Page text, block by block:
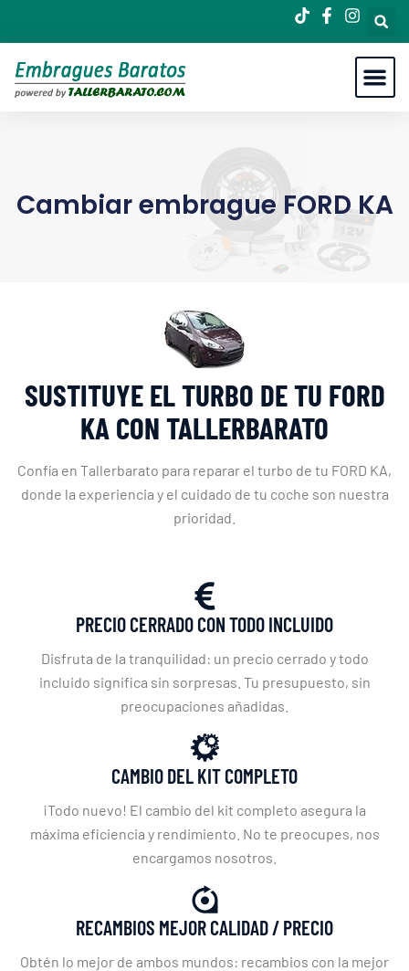
Cambiar embrague FORD KA
SUSTITUYE EL TURBO DE TU FORD
KA CON TALLERBARATO
Confía en Tallerbarato para reparar el turbo de tu FORD KA,
donde la experiencia y el cuidado de tu coche son nuestra
prioridad.
PRECIO CERRADO CON TODO INCLUIDO
Disfruta de la tranquilidad: un precio cerrado y todo
incluido significa sin sorpresas. Tu presupuesto, sin
preocupaciones añadidas.
CAMBIO DEL KIT COMPLETO
¡Todo nuevo! El cambio del kit completo asegura la
máxima eficiencia y rendimiento. No te preocupes, nos
encargamos nosotros.
RECAMBIOS MEJOR CALIDAD / PRECIO
Obtén lo mejor de ambos mundos: recambios con la mejor